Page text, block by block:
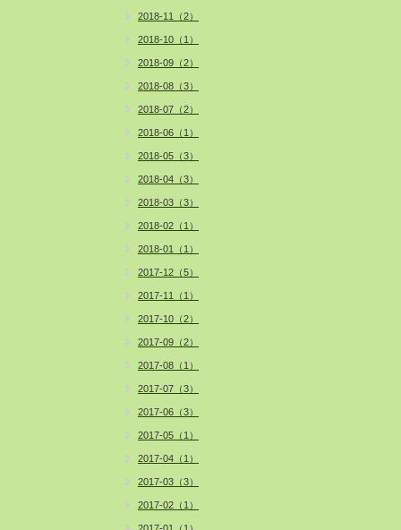
2018-11（2）
2018-10（1）
2018-09（2）
2018-08（3）
2018-07（2）
2018-06（1）
2018-05（3）
2018-04（3）
2018-03（3）
2018-02（1）
2018-01（1）
2017-12（5）
2017-11（1）
2017-10（2）
2017-09（2）
2017-08（1）
2017-07（3）
2017-06（3）
2017-05（1）
2017-04（1）
2017-03（3）
2017-02（1）